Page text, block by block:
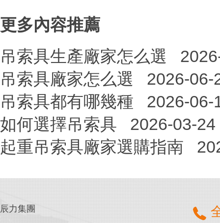
更多內容推薦
吊索具生產廠家怎么選
吊索具廠家怎么選
2026-06-
吊索具都有哪幾種
2026-06-
如何選擇吊索具
2026-03-24
起重吊索具廠家選購指南
辰力集團